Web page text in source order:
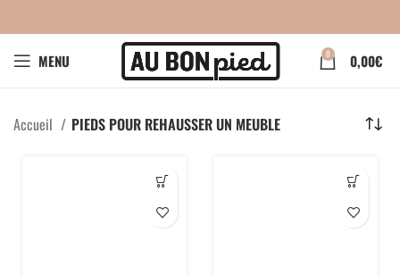
MENU 0 0,00€
Accueil PIEDS POUR REHAUSSER UN MEUBLE